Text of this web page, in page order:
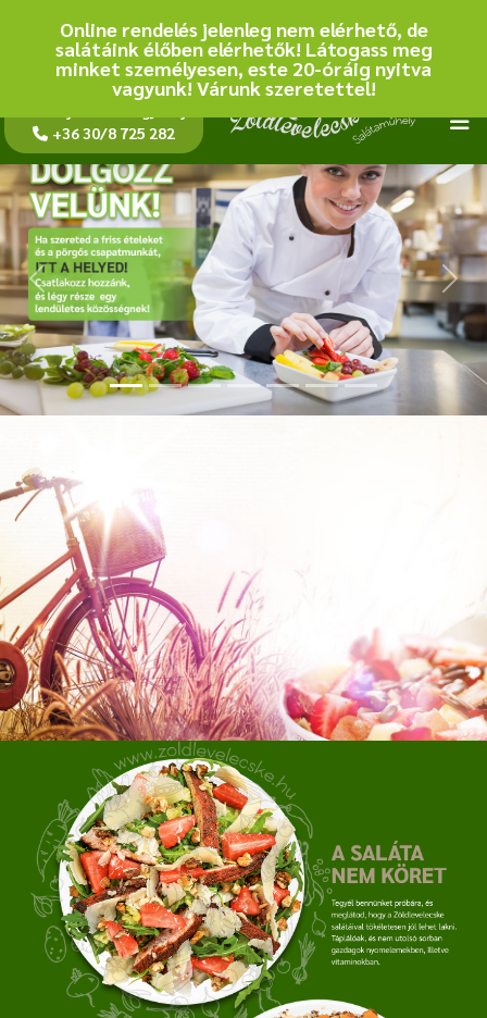
+36 30/8 725 282
Previous Next
Online rendelés jelenleg nem elérhető, de
salátáink élőben elérhetők! Látogass meg
minket személyesen, este 20-óráig nyitva
vagyunk! Várunk szeretettel!